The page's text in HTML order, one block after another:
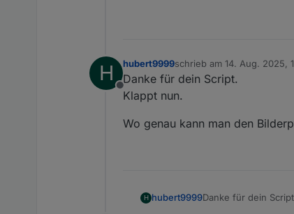
H
Offline
hubert9999schrieb am 14. Aug. 2025,
zuletzt editiert von
Danke für dein Script.
Klappt nun.
Wo genau kann man den
H hubert9999Danke für dein